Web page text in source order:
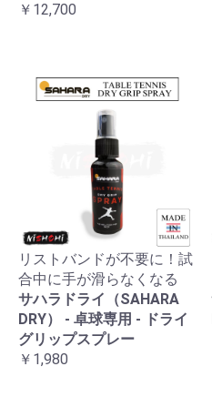
￥12,700
リストバンドが不要に！試
合中に手が滑らなくなる
サハラドライ（SAHARA
DRY） - 卓球専用 - ドライ
グリップスプレー
￥1,980